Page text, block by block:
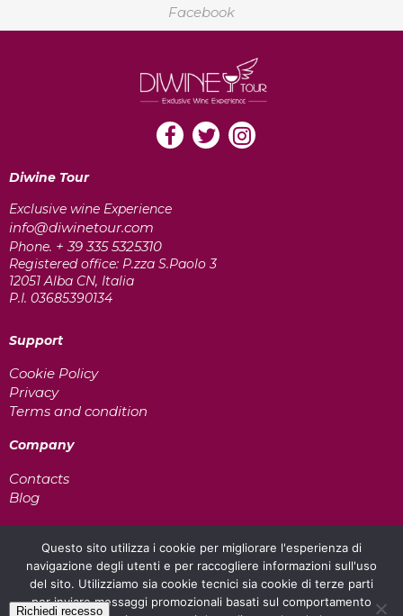
Facebook
Diwine Tour
Exclusive wine Experience
info@diwinetour.com
Phone. + 39 335 5325310
Registered office: P.zza S.Paolo 3
12051 Alba CN, Italia
P.I. 03685390134
Support
Cookie Policy
Privacy
Terms and condition
Company
Contacts
Blog
Payment method
Richiedi recesso
Questo sito utilizza i cookie per migliorare l'esperienza di
navigazione degli utenti e per raccogliere informazioni sull'uso
del sito. Utilizziamo sia cookie tecnici sia cookie di terze parti
per inviare messaggi promozionali basati sul comportamento